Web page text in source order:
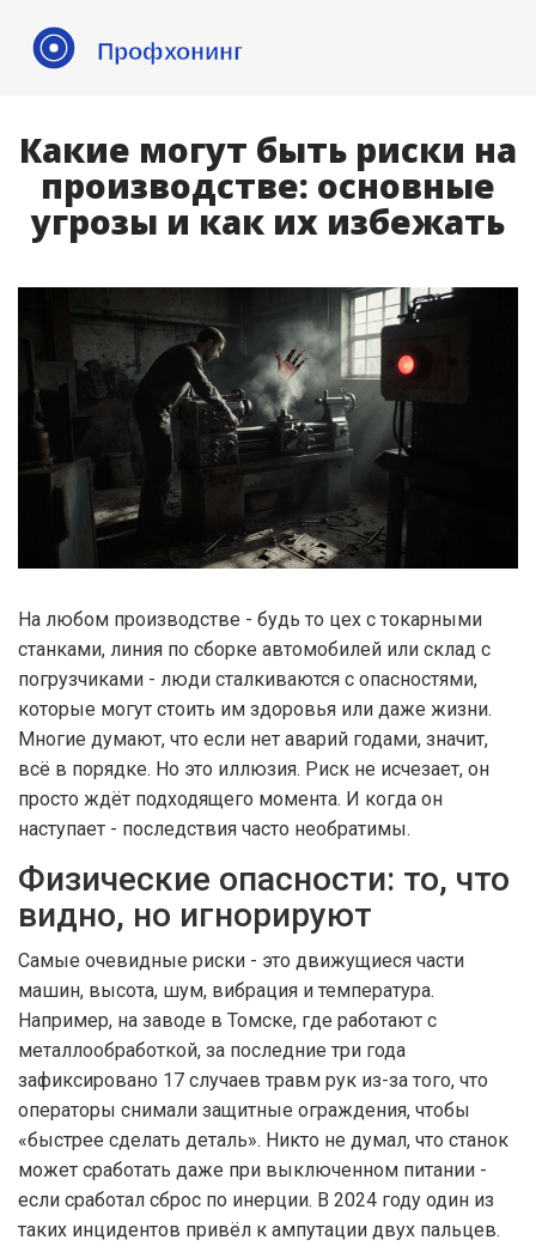
Какие могут быть риски на
производстве: основные
угрозы и как их избежать
На любом производстве - будь то цех с токарными
станками, линия по сборке автомобилей или склад с
погрузчиками - люди сталкиваются с опасностями,
которые могут стоить им здоровья или даже жизни.
Многие думают, что если нет аварий годами, значит,
всё в порядке. Но это иллюзия. Риск не исчезает, он
просто ждёт подходящего момента. И когда он
наступает - последствия часто необратимы.
Физические опасности: то, что
видно, но игнорируют
Самые очевидные риски - это движущиеся части
машин, высота, шум, вибрация и температура.
Например, на заводе в Томске, где работают с
металлообработкой, за последние три года
зафиксировано 17 случаев травм рук из-за того, что
операторы снимали защитные ограждения, чтобы
«быстрее сделать деталь». Никто не думал, что станок
может сработать даже при выключенном питании -
если сработал сброс по инерции. В 2024 году один из
таких инцидентов привёл к ампутации двух пальцев.